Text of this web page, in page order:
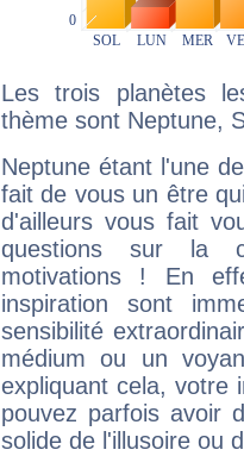
Les trois planètes
thème sont Neptune,
Neptune étant l'une
fait de vous un être
d'ailleurs vous fait
questions sur la
motivations ! En
inspiration sont
sensibilité
médium ou un
expliquant cela, votre
pouvez parfois avoir
solide de l'illusoire ou